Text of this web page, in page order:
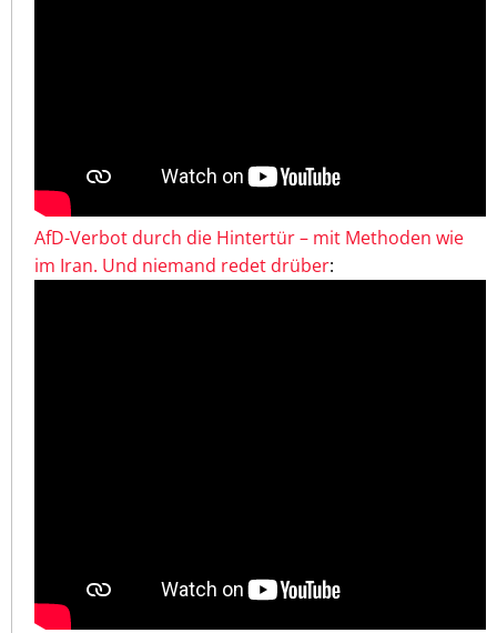
AfD-Verbot durch die Hintertür – mit Methoden wie
im Iran. Und niemand redet drüber: